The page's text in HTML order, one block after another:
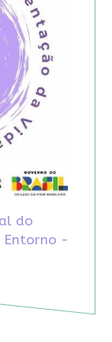
do
Entorno -